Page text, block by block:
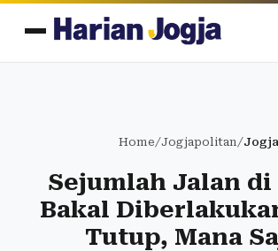
Home/Jogjapolitan/Jogja
Sejumlah Jalan
Bakal
Tutup, Mana